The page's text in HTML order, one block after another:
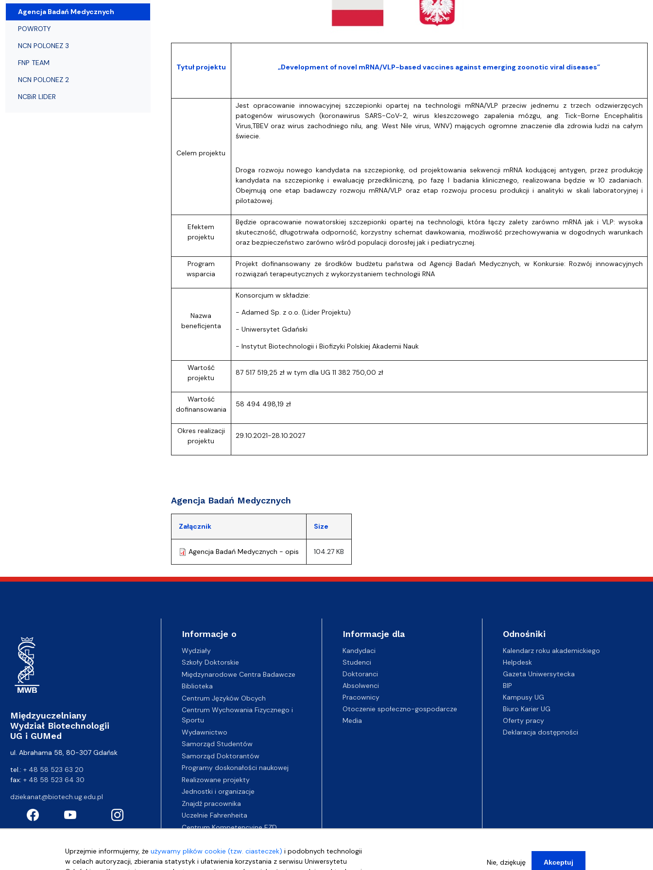
Uprzejmie informujemy, żeużywamy plików cookie (tzw. ciasteczek) i podobnych technologii
w celach autoryzacji, zbierania statystyk i ułatwienia korzystania z serwisu Uniwersytetu
Nie, dziękuję Akceptuj
Tytuł projektu „Development of novel mRNA/VLP-based vaccines against emerging zoonotic viral diseases”
Celem projektu
Jest opracowanie innowacyjnej szczepionki opartej na technologii mRNA/VLP przeciw jednemu z trzech odzwierzęcych
patogenów wirusowych (koronawirus SARS-CoV-2, wirus kleszczowego zapalenia mózgu, ang. Tick-Borne Encephalitis
Virus,TBEV oraz wirus zachodniego nilu, ang. West Nile virus, WNV) mających ogromne znaczenie dla zdrowia ludzi na całym
świecie.
Droga rozwoju nowego kandydata na szczepionkę, od projektowania sekwencji mRNA kodującej antygen, przez produkcję
kandydata na szczepionkę i ewaluację przedkliniczną, po fazę I badania klinicznego, realizowana będzie w 10 zadaniach.
Obejmują one etap badawczy rozwoju mRNA/VLP oraz etap rozwoju procesu produkcji i analityki w skali laboratoryjnej i
pilotażowej.
Efektem
projektu
Będzie opracowanie nowatorskiej szczepionki opartej na technologii, która łączy zalety zarówno mRNA jak i VLP: wysoka
skuteczność, długotrwała odporność, korzystny schemat dawkowania, możliwość przechowywania w dogodnych warunkach
oraz bezpieczeństwo zarówno wśród populacji dorosłej jak i pediatrycznej.
Program
wsparcia
Projekt dofinansowany ze środków budżetu państwa od Agencji Badań Medycznych, w Konkursie: Rozwój innowacyjnych
rozwiązań terapeutycznych z wykorzystaniem technologii RNA
Nazwa
beneficjenta
Konsorcjum w składzie:
- Adamed Sp. z o.o. (Lider Projektu)
- Uniwersytet Gdański
- Instytut Biotechnologii i Biofizyki Polskiej Akademii Nauk
Wartość
projektu
87 517 519,25 zł w tym dla UG 11 382 750,00 zł
Wartość
dofinansowania
58 494 498,19 zł
Okres realizacji
projektu
29.10.2021-28.10.2027
Agencja Badań Medycznych
Załącznik Size
Agencja Badań Medycznych - opis 104.27 KB
Agencja Badań Medycznych
POWROTY
NCN POLONEZ 3
FNP TEAM
NCN POLONEZ 2
NCBiR LIDER
Międzyuczelniany
Wydział Biotechnologii
UG i GUMed
ul. Abrahama 58, 80-307 Gdańsk
tel.: + 48 58 523 63 20
fax: + 48 58 523 64 30
dziekanat@biotech.ug.edu.pl
Informacje o
Wydziały
Szkoły Doktorskie
Międzynarodowe Centra Badawcze
Biblioteka
Centrum Języków Obcych
Centrum Wychowania Fizycznego i
Sportu
Wydawnictwo
Samorząd Studentów
Samorząd Doktorantów
Programy doskonałości naukowej
Realizowane projekty
Jednostki i organizacje
Znajdź pracownika
Uczelnie Fahrenheita
Centrum Kompetencyjne EZD
Informacje dla
Kandydaci
Studenci
Doktoranci
Absolwenci
Pracownicy
Otoczenie społeczno-gospodarcze
Media
Odnośniki
Kalendarz roku akademickiego
Helpdesk
Gazeta Uniwersytecka
BIP
Kampusy UG
Biuro Karier UG
Oferty pracy
Deklaracja dostępności